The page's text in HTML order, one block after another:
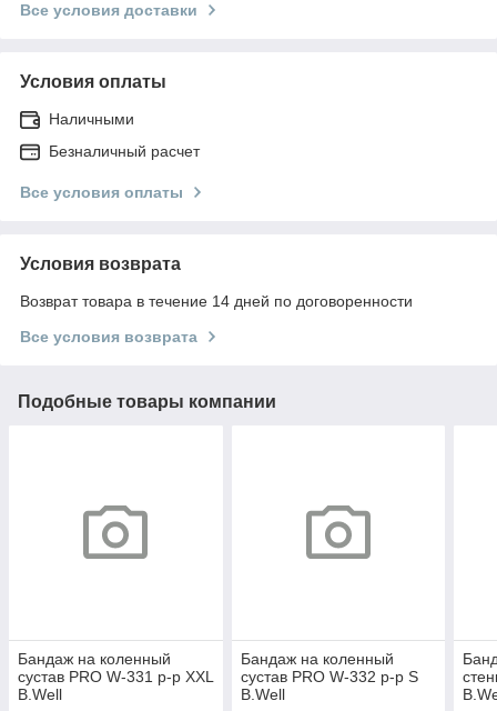
Все условия доставки
Условия оплаты
Наличными
Безналичный расчет
Все условия оплаты
Условия возврата
Возврат товара в течение 14 дней по договоренности
Все условия возврата
Подобные товары компании
Бандаж на коленный
сустав PRO W-331 р-р XXL
B.Well
Бандаж на коленный
сустав PRO W-332 р-р S
B.Well